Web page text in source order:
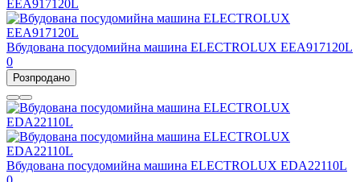
Вбудована посудомийна машина ELECTROLUX EEA917120L
0
Розпродано
Вбудована посудомийна машина ELECTROLUX EDA22110L